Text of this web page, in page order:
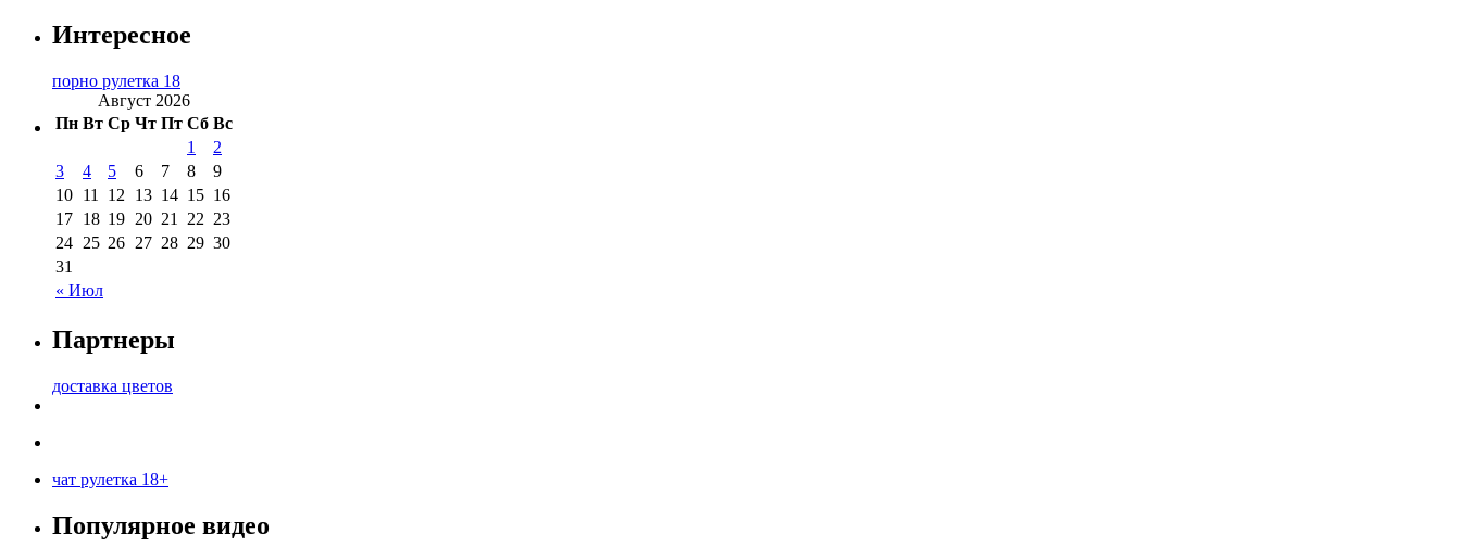
Интересное
порно рулетка 18
Август 2026
Пн Вт Ср Чт Пт Сб Вс
« Июл
1
2
3
4 5 6 7 8
9
10 11 12 13 14 15 16
17 18 19 20 21 22 23
24 25 26 27 28 29 30
31
Партнеры
доставка цветов
чат рулетка 18+
Популярное видео